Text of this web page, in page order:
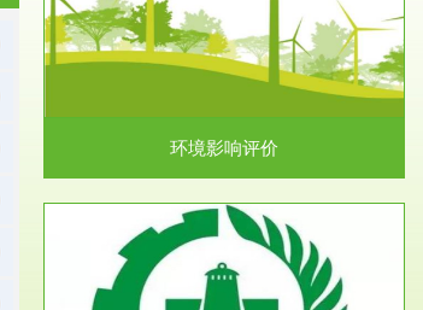
编制
环境影响评价
环保竣工验收
根据《建设项目环境保护管理条例》第十七条 编
制环境影响报告书、...
服务范围